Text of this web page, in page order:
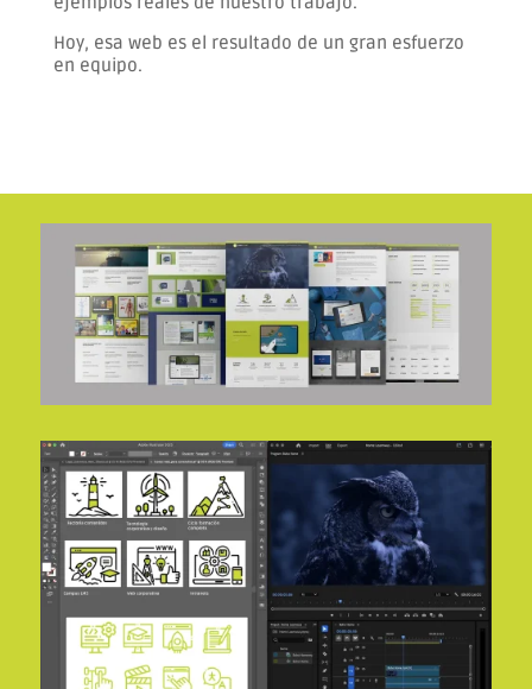
Hoy, esa web es el resultado de un gran esfuerzo
en equipo.